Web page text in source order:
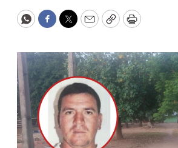
WhatsApp
Facebook
Twitter
EmailCopyPrint